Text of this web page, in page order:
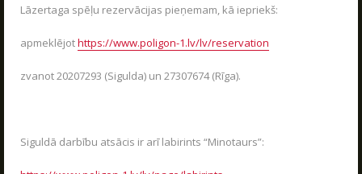
Lāzertaga spēļu rezervācijas pieņemam, kā iepriekš:
apmeklējothttps://www.poligon-1.lv/lv/reservation
zvanot 20207293 (Sigulda) un 27307674 (Rīga).
Siguldā darbību atsācis ir arī labirints “Minotaurs”:
Lāzertags Siguldā
Labirints "Minotaurs"
Action-kvests "Bunkurs"!
Poligon 1 Siguldā ir plašs pakalpojumu klāsts.
LASĪT